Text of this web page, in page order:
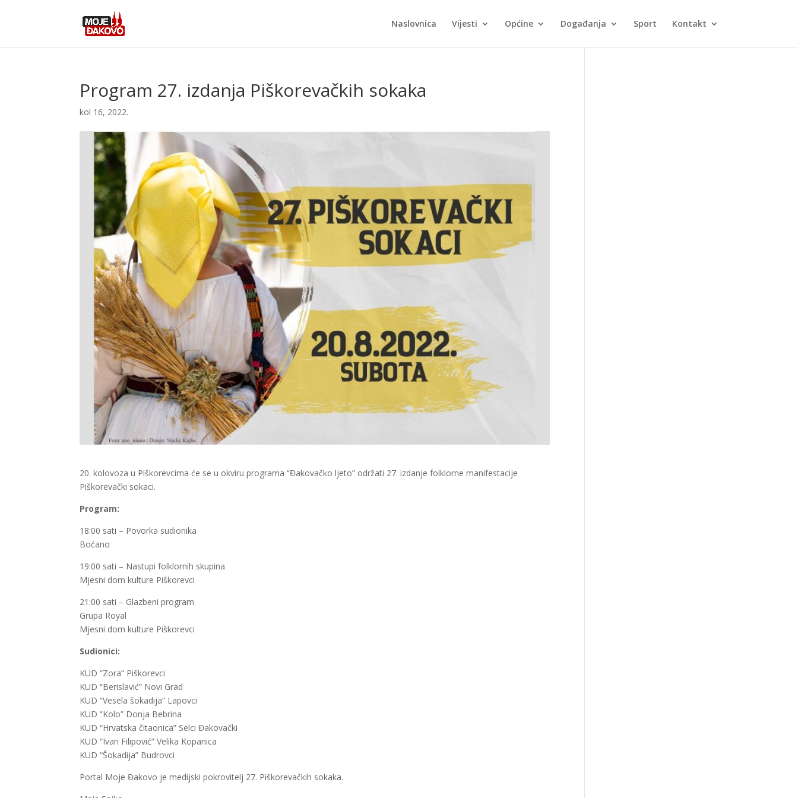
Naslovnica Vijesti Općine Događanja Sport Kontakt
Program 27. izdanja Piškorevačkih sokaka
kol 16, 2022.
20. kolovoza u Piškorevcima će se u okviru programa “Đakovačko ljeto” održati 27. izdanje folklorne manifestacije
Piškorevački sokaci.
Program:
18:00 sati – Povorka sudionika
Boćano
19:00 sati – Nastupi folklornih skupina
Mjesni dom kulture Piškorevci
21:00 sati – Glazbeni program
Grupa Royal
Mjesni dom kulture Piškorevci
Sudionici:
KUD “Zora” Piškorevci
KUD “Berislavić” Novi Grad
KUD “Vesela šokadija” Lapovci
KUD “Kolo” Donja Bebrina
KUD “Hrvatska čitaonica” Selci Đakovački
KUD “Ivan Filipović” Velika Kopanica
KUD “Šokadija” Budrovci
Portal Moje Đakovo je medijski pokrovitelj 27. Piškorevačkih sokaka.